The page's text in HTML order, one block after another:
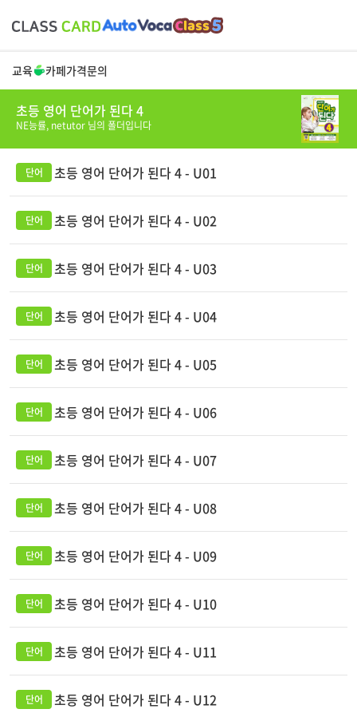
교육 카페가격문의
초등 영어 단어가 된다 4
NE능률, netutor 님의 폴더입니다
초등 영어 단어가 된다 4 - U01
초등 영어 단어가 된다 4 - U02
초등 영어 단어가 된다 4 - U03
초등 영어 단어가 된다 4 - U04
초등 영어 단어가 된다 4 - U05
초등 영어 단어가 된다 4 - U06
초등 영어 단어가 된다 4 - U07
초등 영어 단어가 된다 4 - U08
초등 영어 단어가 된다 4 - U09
초등 영어 단어가 된다 4 - U10
초등 영어 단어가 된다 4 - U11
초등 영어 단어가 된다 4 - U12